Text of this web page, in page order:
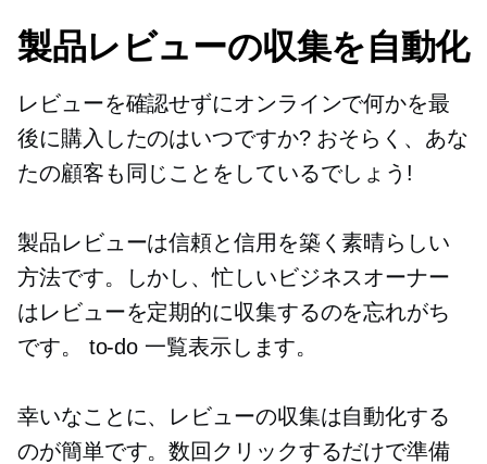
製品レビューの収集を自動化
レビューを確認せずにオンラインで何かを最
後に購入したのはいつですか? おそらく、あな
たの顧客も同じことをしているでしょう!
製品レビューは信頼と信用を築く素晴らしい
方法です。しかし、忙しいビジネスオーナー
はレビューを定期的に収集するのを忘れがち
です。 to-do 一覧表示します。
幸いなことに、レビューの収集は自動化する
のが簡単です。数回クリックするだけで準備